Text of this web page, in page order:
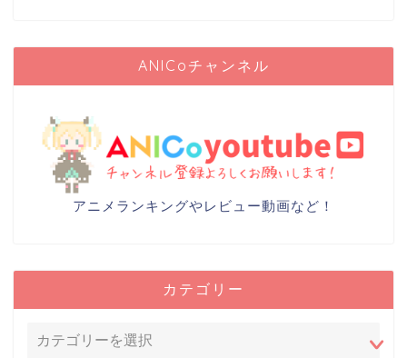
ANICoチャンネル
アニメランキングやレビュー動画など！
カテゴリー